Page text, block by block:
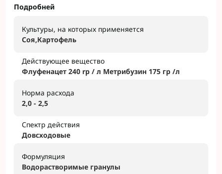
Подробней
Культуры, на которых применяется
Соя,Картофель
Действующее вещество
Флуфенацет 240 rр / л Метрибузин 175 гр /л
Норма расхода
2,0 - 2,5
Спектр действия
Довсходовые
Формуляция
Водорастворимые гранулы